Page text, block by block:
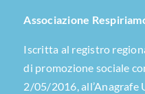
Associazione
Iscritta al registro
di promozione sociale
2/05/2016, all’Anagrafe